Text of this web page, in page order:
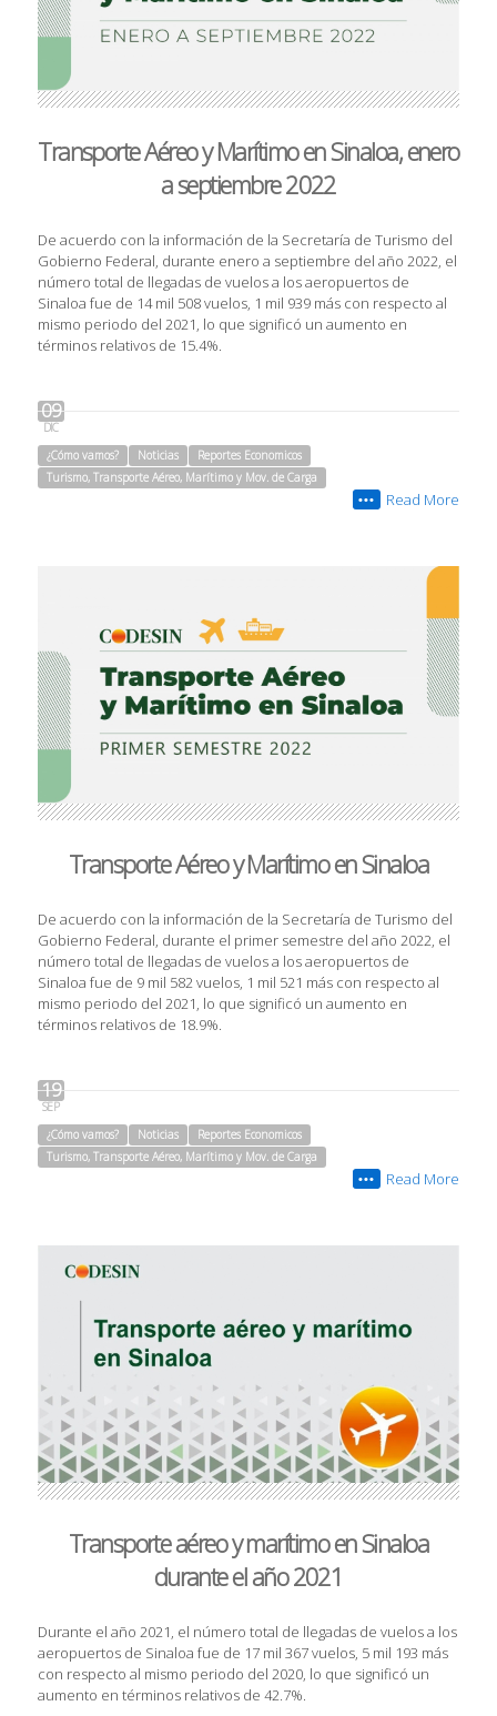
Transporte Aéreo y Marítimo en Sinaloa, enero
a septiembre 2022
De acuerdo con la información de la Secretaría de Turismo del
Gobierno Federal, durante enero a septiembre del año 2022, el
número total de llegadas de vuelos a los aeropuertos de
Sinaloa fue de 14 mil 508 vuelos, 1 mil 939 más con respecto al
mismo periodo del 2021, lo que significó un aumento en
términos relativos de 15.4%.
09
DIC
¿Cómo vamos?
Noticias
Reportes Economicos
Turismo, Transporte Aéreo, Marítimo y Mov. de Carga
Read More
•••
Transporte Aéreo y Marítimo en Sinaloa
De acuerdo con la información de la Secretaría de Turismo del
Gobierno Federal, durante el primer semestre del año 2022, el
número total de llegadas de vuelos a los aeropuertos de
Sinaloa fue de 9 mil 582 vuelos, 1 mil 521 más con respecto al
mismo periodo del 2021, lo que significó un aumento en
términos relativos de 18.9%.
19
SEP
¿Cómo vamos?
Noticias
Reportes Economicos
Turismo, Transporte Aéreo, Marítimo y Mov. de Carga
Read More
•••
Transporte aéreo y marítimo en Sinaloa
durante el año 2021
Durante el año 2021, el número total de llegadas de vuelos a los
aeropuertos de Sinaloa fue de 17 mil 367 vuelos, 5 mil 193 más
con respecto al mismo periodo del 2020, lo que significó un
aumento en términos relativos de 42.7%.